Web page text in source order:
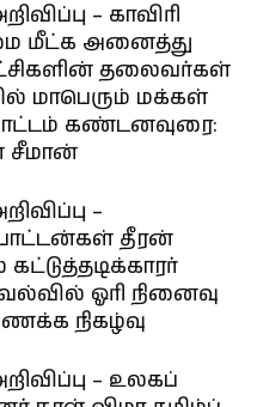
– காவிரி
மீட்க அனைத்து
தலைவர்கள்
மாபெரும் மக்கள்
கண்டனவுரை:
சீமான்
–
தீரன்
ஓரி நினைவு
நிகழ்வு
– உலகப்